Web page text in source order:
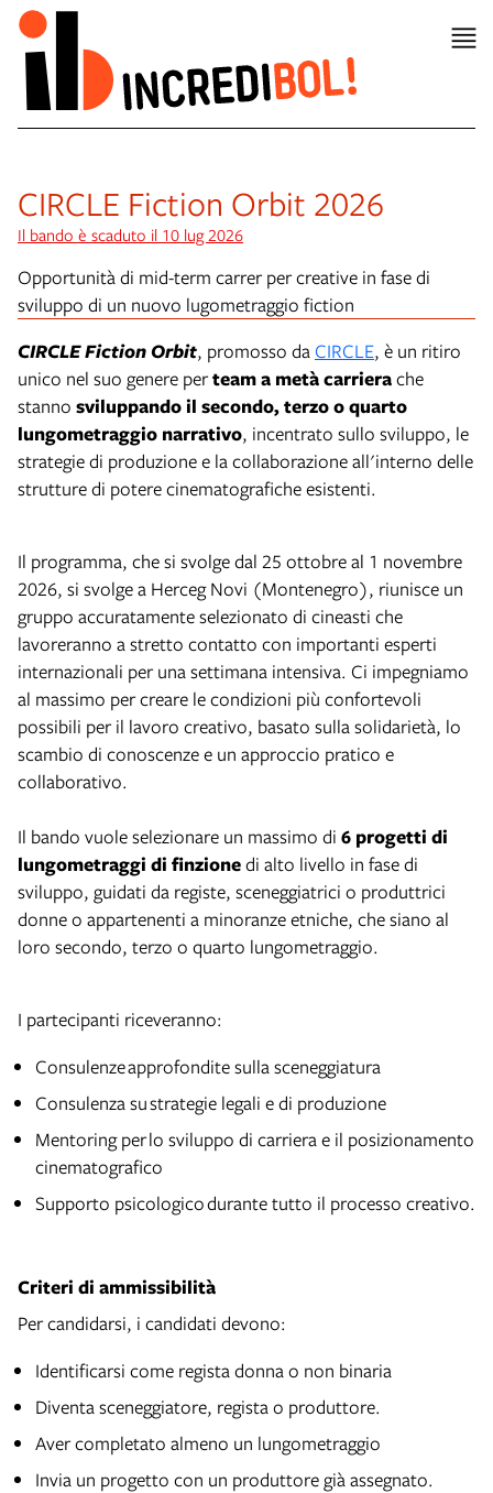
CIRCLE Fiction Orbit 2026
Il bando è scaduto il 10 lug 2026
Opportunità di mid-term carrer per creative in fase di
sviluppo di un nuovo lugometraggio fiction
CIRCLE Fiction Orbit, promosso daCIRCLE, è un ritiro
unico nel suo genere perteam a metà carrierache
stanno sviluppando il secondo, terzo o quarto
lungometraggio narrativo, incentrato sullo sviluppo, le
strategie di produzione e la collaborazione all'interno delle
strutture di potere cinematografiche esistenti.
Il programma, che si svolge dal 25 ottobre al 1 novembre
2026, si svolge a Herceg Novi (Montenegro), riunisce un
gruppo accuratamente selezionato di cineasti che
lavoreranno a stretto contatto con importanti esperti
internazionali per una settimana intensiva. Ci impegniamo
al massimo per creare le condizioni più confortevoli
possibili per il lavoro creativo, basato sullasolidarietà, lo
scambio di conoscenze e un approccio pratico e
collaborativo.
Il bando vuole selezionare un massimo di 6 progetti di
lungometraggi di finzionedi alto livello in fase di
sviluppo, guidati da registe, sceneggiatrici o produttrici
donne o appartenenti a minoranze etniche, che siano al
loro secondo, terzo o quarto lungometraggio.
I partecipanti riceveranno:
Consulenze approfondite sulla sceneggiatura
Consulenza sustrategie legali e di produzione
Mentoring perlo sviluppo di carriera e il posizionamento
cinematografico
Supporto psicologicodurante tutto il processo creativo.
Criteri di ammissibilità
Per candidarsi, i candidati devono:
Identificarsi come regista donna o non binaria
Diventa sceneggiatore, regista o produttore.
Aver completato almeno un lungometraggio
Invia un progetto con un produttore già assegnato.